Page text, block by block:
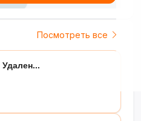
Посмотреть все